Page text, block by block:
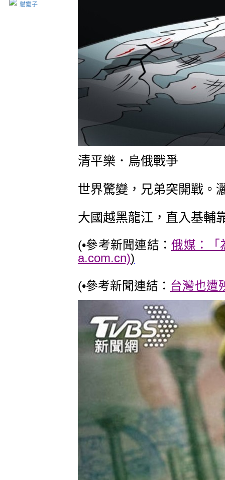
貓靈子
清平樂．烏俄戰爭
世界驚變，兄弟突開戰。
大國越黑龍江，直入基輔
(•參考新聞連結：俄媒：「
a.com.cn))
(•參考新聞連結： 台灣也遭